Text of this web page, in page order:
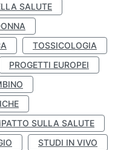
SALUTE
TOSSICOLOGIA
PROGETTI EUROPEI
SULLA SALUTE
STUDI IN VIVO